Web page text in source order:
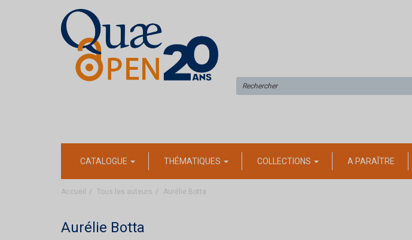
CATALOGUE THÉMATIQUES COLLECTIONS A PARAÎTRE
Accueil Tous les auteurs Aurélie Botta
Aurélie Botta